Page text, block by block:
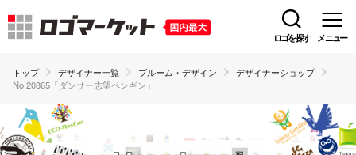
ロゴを探す メニュー
トップ デザイナー一覧 ブルーム・デザイン
デザイナーショップ
No.20865「ダンサー志望ペンギン」